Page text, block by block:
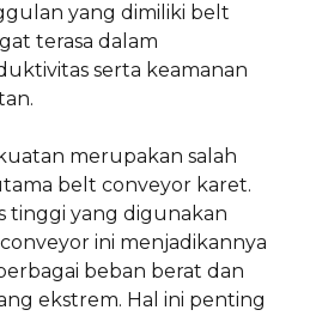
yang dimiliki belt
terasa dalam
serta keamanan
merupakan salah
belt conveyor karet.
tinggi yang digunakan
ini menjadikannya
beban berat dan
ekstrem. Hal ini penting